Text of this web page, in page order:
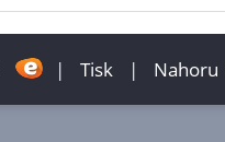
| Tisk | Nahoru